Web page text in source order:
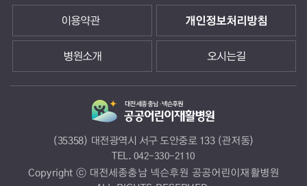
이용약관 개인정보처리방침
병원소개 오시는길
(35358) 대전광역시 서구 도안중로 133 (관저동)
TEL. 042-330-2110
Copyright ⓒ 대전세종충남 넥슨후원 공공어린이재활병원